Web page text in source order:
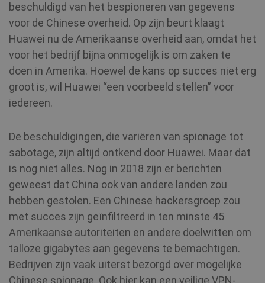
beschuldigd van het bespioneren van gegevens
voor de Chinese overheid. Op zijn beurt klaagt
Huawei nu de Amerikaanse overheid aan, omdat het
voor het bedrijf bijna onmogelijk is om zaken te
doen in Amerika. Hoewel de kans op succes niet erg
groot is, wil Huawei “een voorbeeld stellen” voor
iedereen.
De beschuldigingen, die variëren van spionage tot
sabotage, zijn altijd ontkend door Huawei. Maar dat
is nog niet alles. Nog in 2018 zijn er berichten
geweest dat China ook van andere landen zou
hebben gestolen. Een Chinese hackersgroep zou
met succes zijn geïnfiltreerd in ten minste 45
Amerikaanse autoriteiten en andere doelwitten om
talloze gigabytes aan gegevens te bemachtigen.
Bedrijven zijn vaak uiterst bezorgd over mogelijke
Chinese spionage. Ook hier kan een veilige VPN-